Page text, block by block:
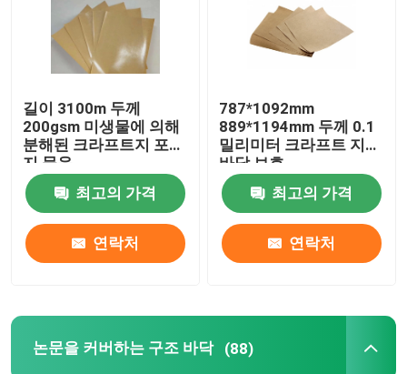
공장 여행
품질 관리
연락주세요
인용문을 요구하세요
보호 논문에 바닥을 깔기
크라프트 지 바닥 보호
길이 3100m 두께
200gsm 미생물에 의해
분해된 크라프트지 포장
지 묶음
최고의 가격
연락처
787*1092mm
889*1194mm 두께 0.1
밀리미터 크라프트 지
바닥 보호
최고의 가격
연락처
논문을 커버하는 구조 바닥 (88)